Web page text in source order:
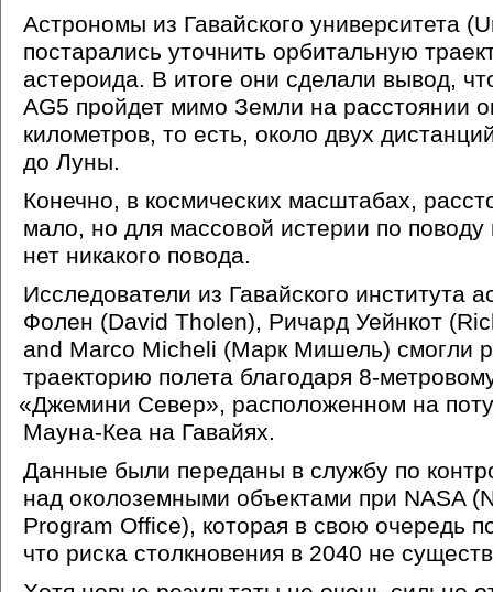
Астрономы из Гавайского университета
постарались уточнить орбитальную
астероида. В итоге они сделали вывод,
AG5 пройдет мимо Земли на расстоянии
километров, то есть, около двух
до Луны.
Конечно, в космических масштабах,
мало, но для массовой истерии по поводу
нет никакого повода.
Исследователи из Гавайского института
Фолен (David Tholen), Ричард Уейнкот
and Marco Micheli (Марк Мишель) смогли
траекторию полета благодаря 8-
«Джемини Север», расположенном на
Мауна-Кеа на Гавайях.
Данные были переданы в службу по
над околоземными объектами при NASA
Program Office), которая в свою очередь
что риска столкновения в 2040 не